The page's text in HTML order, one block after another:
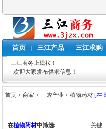
首页 三江产品 三江求购
三江商务上线拉！
欢迎大家发布供求信息！
首页 >商家 >三农产业 >植物药材 [在
在植物药材中筛选:
关键